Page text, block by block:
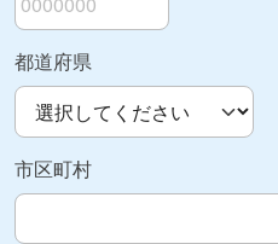
都道府県
市区町村